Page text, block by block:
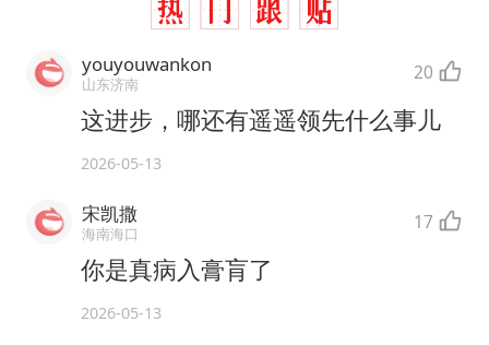
youyouwankon
山东济南 20
这进步，哪还有遥遥领先什么事儿
2026-05-13
宋凯撒
海南海口 17
你是真病入膏肓了
2026-05-13